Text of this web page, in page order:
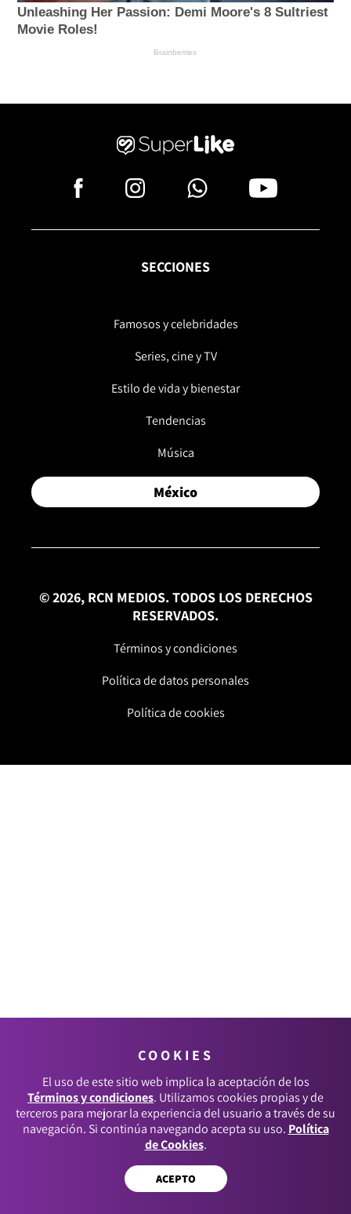
SECCIONES
Famosos y celebridades
Series, cine y TV
Estilo de vida y bienestar
Tendencias
Música
México
© 2026, RCN MEDIOS. TODOS LOS DERECHOS
RESERVADOS.
Términos y condiciones
Política de datos personales
Política de cookies
COOKIES
El uso de este sitio web implica la aceptación de los
Términos y condiciones. Utilizamos cookies propias y de
terceros para mejorar la experiencia del usuario a través de su
navegación. Si continúa navegando acepta su uso. Política
de Cookies.
ACEPTO